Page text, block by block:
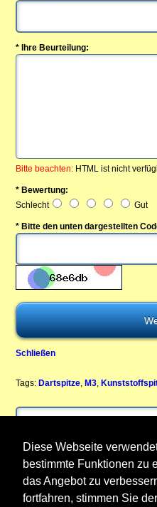
Diese Webseite
bestimmte Funktionen zu
das Angebot zu
fortfahren, stimmen Sie
* Ihre Beurteilung:
Bitte beachten: HTML ist nicht
* Bewertung:
Schlecht
Gut
* Bitte den unten dargestellten
Schließen
Tags: Dartspitze, M3,